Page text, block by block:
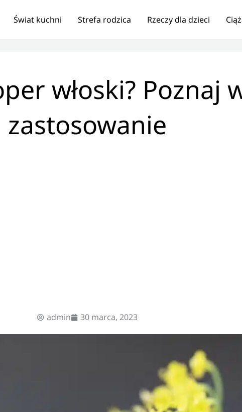
Świat kuchni Strefa rodzica Rzeczy dla dzieci
włoski? Poznaj
zastosowanie
admin 30 marca, 2023